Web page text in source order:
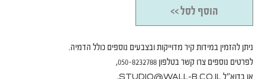
הוסף לסל >>
ניתן להזמין במידות קיר מדוייקות ובצבעים נוספים כולל הדמיה.
לפרטים נוספים צרו קשר בטלפון 050-8232788,
או בדוא"לSTUDIO@WALL-B.CO.IL
,